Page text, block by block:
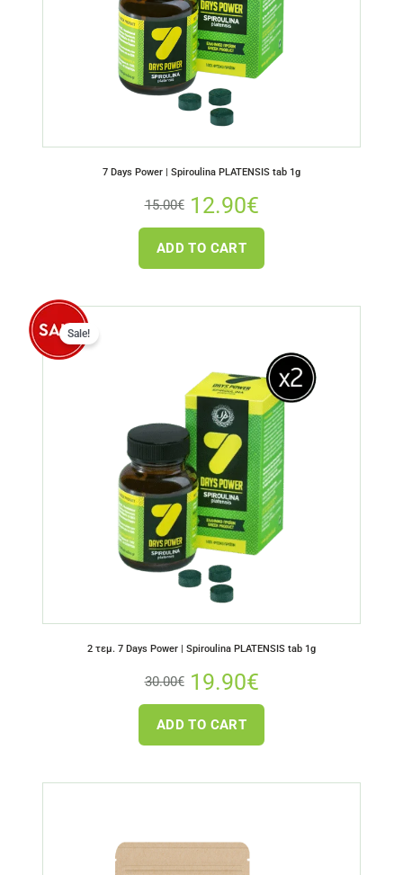
7 Days Power | Spiroulina PLATENSIS tab 1g
15.00€ 12.90€
ADD TO CART
Sale!
2 τεμ. 7 Days Power | Spiroulina PLATENSIS tab 1g
30.00€ 19.90€
ADD TO CART